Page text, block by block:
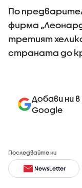
По
фирма
третият
страната до
Добави ни
Google
Последвайте ни
NewsLetter